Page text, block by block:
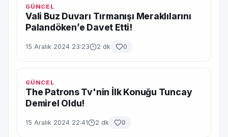
GÜNCEL
Vali Buz Duvarı Tırmanışı Meraklılarını
Palandöken’e Davet Etti!
15 Aralık 2024 23:23 2 dk 0
GÜNCEL
The Patrons Tv'nin İlk Konuğu Tuncay
Demirel Oldu!
15 Aralık 2024 22:41 2 dk 0